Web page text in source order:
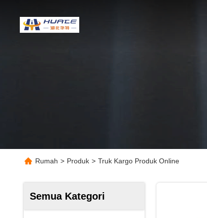
Rumah > Produk > Truk Kargo Produk Online
Semua Kategori